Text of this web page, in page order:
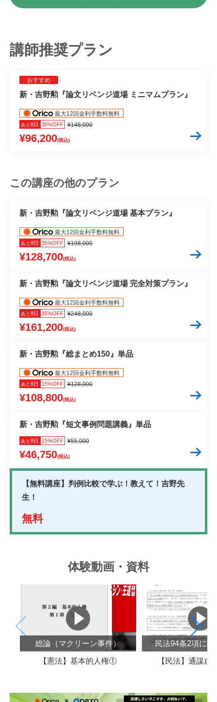
講師推奨プラン
おすすめ
新・吉野勲『論文リベンジ道場 ミニマムプラン』
最大12回金利手数料無料
あと8日 35%OFF ¥148,000
¥96,200(税込)
この講座の他のプラン
新・吉野勲『論文リベンジ道場 基本プラン』
最大12回金利手数料無料
あと8日 35%OFF ¥198,000
¥128,700(税込)
新・吉野勲『論文リベンジ道場 完全対策プラン』
最大12回金利手数料無料
あと8日 35%OFF ¥248,000
¥161,200(税込)
新・吉野勲『総まとめ150』単品
最大12回金利手数料無料
あと8日 15%OFF ¥128,000
¥108,800(税込)
新・吉野勲『短文事例問題講義』単品
あと8日 15%OFF ¥55,000
¥46,750(税込)
【無料講座】判例比較で学ぶ！教えて！吉野先
生！
無料
体験動画・資料
総論（マクリーン事件）
【憲法】基本的人権①
民法94条2項に関
【民法】通謀